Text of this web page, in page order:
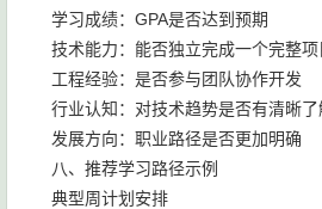
学习成绩：GPA是否达到预期
技术能力：能否独立完成一个完整项
工程经验：是否参与团队协作开发
行业认知：对技术趋势是否有清晰了
发展方向：职业路径是否更加明确
八、推荐学习路径示例
典型周计划安排